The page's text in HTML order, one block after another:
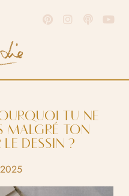
TU NE
MALGRÉ TON
DESSIN ?